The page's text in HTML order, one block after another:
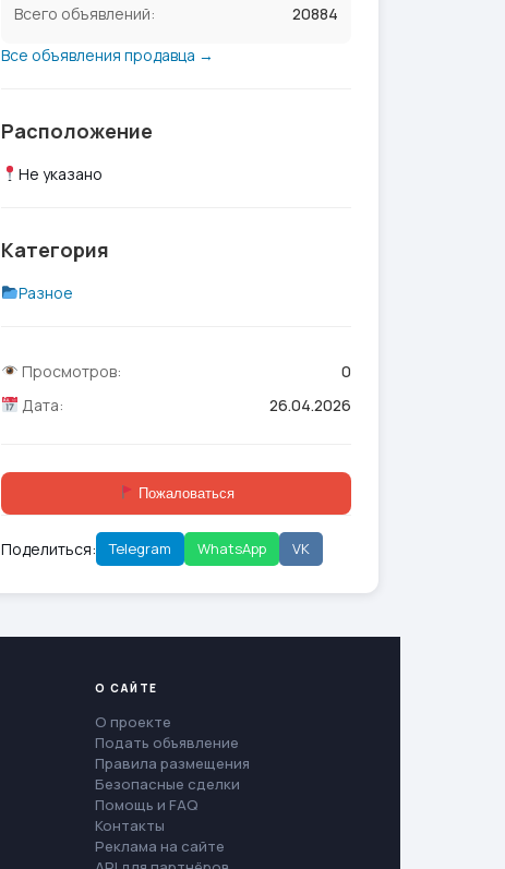
Всего объявлений:
20884
Все объявления продавца →
Расположение
Не указано
Категория
Разное
Просмотров:
0
Дата:
26.04.2026
Пожаловаться
Поделиться: Telegram WhatsApp VK
О САЙТЕ
О проекте
Подать объявление
Правила размещения
Безопасные сделки
Помощь и FAQ
Контакты
Реклама на сайте